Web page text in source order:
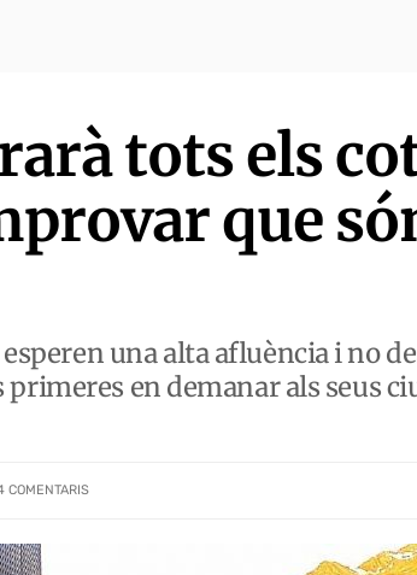
tots els
que
una alta afluència i no
en demanar als seus
COMENTARIS